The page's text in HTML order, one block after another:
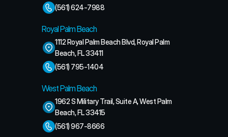
(561) 624-7988
Royal Palm Beach
1112 Royal Palm Beach Blvd, Royal Palm
Beach, FL 33411
(561) 795-1404
West Palm Beach
1962 S Military Trail, Suite A, West Palm
Beach, FL 33415
(561) 967-8666